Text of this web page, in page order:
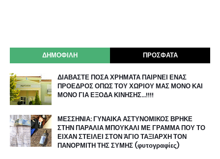
ΔΗΜΟΦΙΛΗ ΠΡΟΣΦΑΤΑ
ΔΙΑΒΑΣΤΕ ΠΟΣΑ ΧΡΗΜΑΤΑ ΠΑΙΡΝΕΙ ΕΝΑΣ
ΠΡΟΕΔΡΟΣ ΟΠΩΣ ΤΟΥ ΧΩΡΙΟΥ ΜΑΣ ΜΟΝΟ ΚΑΙ
ΜΟΝΟ ΓΙΑ ΕΞΟΔΑ ΚΙΝΗΣΗΣ…!!!!
ΜΕΣΣΗΝΙΑ: ΓΥΝΑΙΚΑ ΑΣΤΥΝΟΜΙΚΟΣ ΒΡΗΚΕ
ΣΤΗΝ ΠΑΡΑΛΙΑ ΜΠΟΥΚΑΛΙ ΜΕ ΓΡΑΜΜΑ ΠΟΥ ΤΟ
ΕΙΧΑΝ ΣΤΕΙΛΕΙ ΣΤΟΝ ΆΓΙΟ ΤΑΞΙΑΡΧΗ ΤΟΝ
ΠΑΝΟΡΜΙΤΗ ΤΗΣ ΣΥΜΗΣ (φυτογραφίες)